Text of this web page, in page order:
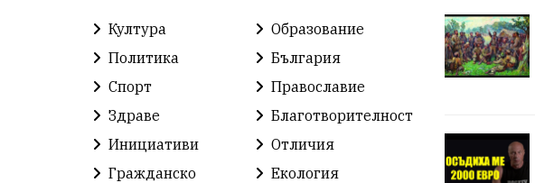
Култура
Образование
Политика
България
Спорт
Православие
Здраве
Благотворителност
Инициативи
Отличия
Гражданско
Екология